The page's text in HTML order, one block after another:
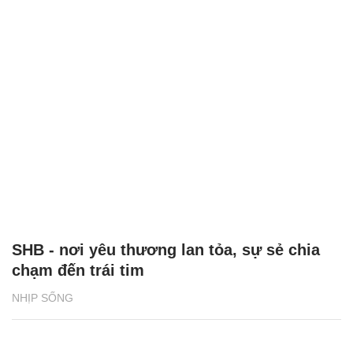
NHỊP SỐNG
SHB - nơi yêu thương lan tỏa, sự sẻ chia
chạm đến trái tim